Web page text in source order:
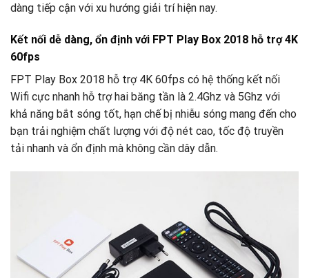
dàng tiếp cận với xu hướng giải trí hiện nay.
Kết nối dễ dàng, ổn định với FPT Play Box 2018 hỗ trợ 4K
60fps
FPT Play Box 2018 hỗ trợ 4K 60fps có hệ thống kết nối
Wifi cực nhanh hỗ trợ hai băng tần là 2.4Ghz và 5Ghz với
khả năng bắt sóng tốt, hạn chế bị nhiễu sóng mang đến cho
bạn trải nghiệm chất lượng với độ nét cao, tốc độ truyền
tải nhanh và ổn định mà không cần dây dẫn.